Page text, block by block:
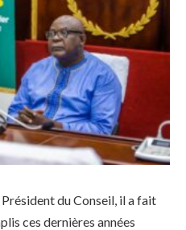
du Conseil, il a fait
ces dernières années